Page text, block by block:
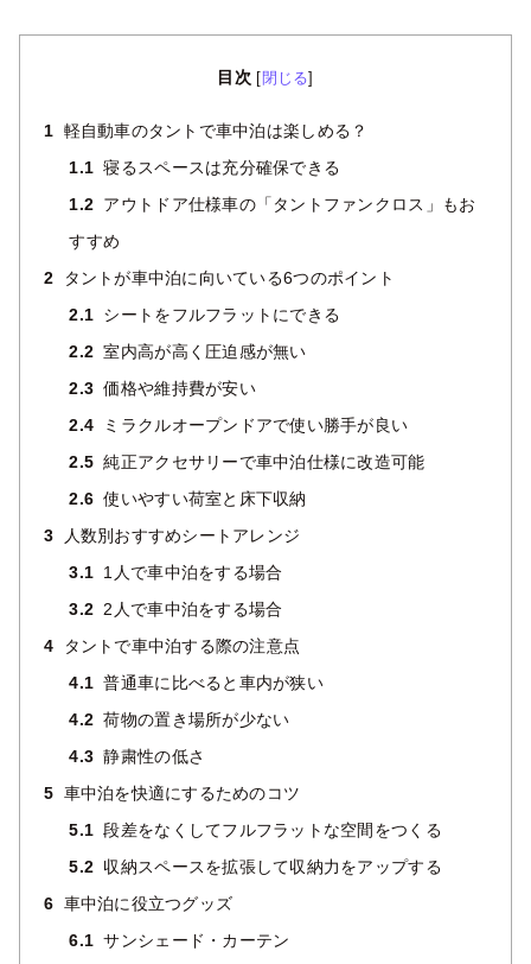
目次 [閉じる]
1 軽自動車のタントで車中泊は楽しめる？
1.1 寝るスペースは充分確保できる
1.2 アウトドア仕様車の「タントファンクロス」もお
すすめ
2
タントが車中泊に向いている6つのポイント
2.1 シートをフルフラットにできる
2.2 室内高が高く圧迫感が無い
2.3 価格や維持費が安い
2.4
ミラクルオープンドアで使い勝手が良い
2.5 純正アクセサリーで車中泊仕様に改造可能
2.6 使いやすい荷室と床下収納
3
人数別おすすめシートアレンジ
3.1 1人で車中泊をする場合
3.2 2人で車中泊をする場合
4
タントで車中泊する際の注意点
4.1 普通車に比べると車内が狭い
4.2 荷物の置き場所が少ない
4.3 静粛性の低さ
5 車中泊を快適にするためのコツ
5.1 段差をなくしてフルフラットな空間をつくる
5.2 収納スペースを拡張して収納力をアップする
6 車中泊に役立つグッズ
6.1 サンシェード・カーテン